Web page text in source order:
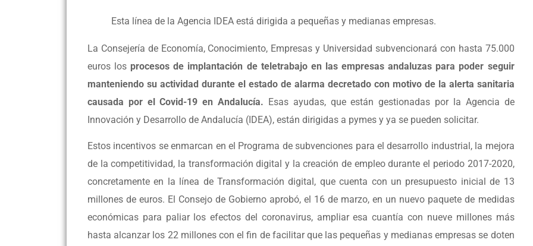
Esta línea de la Agencia IDEA está dirigida a pequeñas y medianas empresas.
La Consejería de Economía, Conocimiento, Empresas y Universidad subvencionará con hasta 75.000
euros los procesos de implantación de teletrabajo en las empresas andaluzas para poder seguir
manteniendo su actividad durante el estado de alarma decretado con motivo de la alerta sanitaria
causada por el Covid-19 en Andalucía. Esas ayudas, que están gestionadas por la Agencia de
Innovación y Desarrollo de Andalucía (IDEA), están dirigidas a pymes y ya se pueden solicitar.
Estos incentivos se enmarcan en el Programa de subvenciones para el desarrollo industrial, la mejora
de la competitividad, la transformación digital y la creación de empleo durante el periodo 2017-2020,
concretamente en la línea de Transformación digital, que cuenta con un presupuesto inicial de 13
millones de euros. El Consejo de Gobierno aprobó, el 16 de marzo, en un nuevo paquete de medidas
económicas para paliar los efectos del coronavirus, ampliar esa cuantía con nueve millones más
hasta alcanzar los 22 millones con el fin de facilitar que las pequeñas y medianas empresas se doten